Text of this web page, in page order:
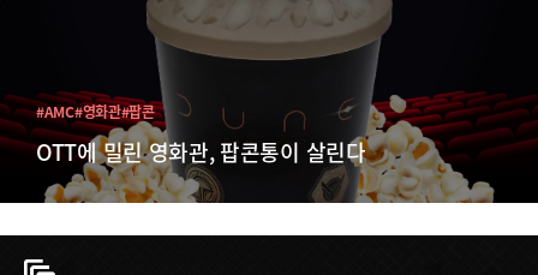
OTT에 밀린 영화관, 팝콘통이 살린다
#AMC#영화관#팝콘